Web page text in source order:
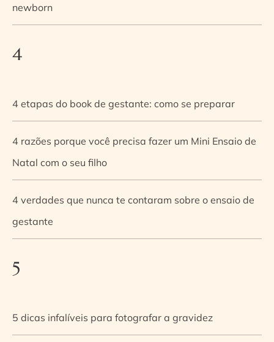
newborn
4
4 etapas do book de gestante: como se preparar
4 razões porque você precisa fazer um Mini Ensaio de
Natal com o seu filho
4 verdades que nunca te contaram sobre o ensaio de
gestante
5
5 dicas infalíveis para fotografar a gravidez